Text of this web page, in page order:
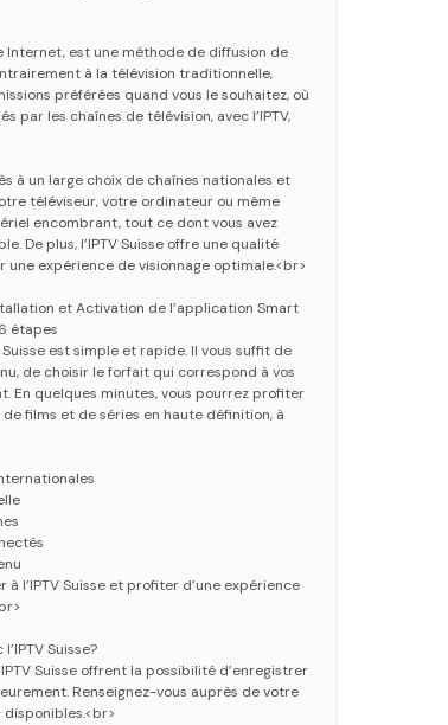
Internet, est une méthode de diffusion de
à la télévision traditionnelle,
préférées quand vous le souhaitez, où
par les chaînes de télévision, avec l’IPTV,
à un large choix de chaînes nationales et
téléviseur, votre ordinateur ou même
encombrant, tout ce dont vous avez
De plus, l’IPTV Suisse offre une qualité
une expérience de visionnage optimale.<br>
et Activation de l’application Smart
étapes
est simple et rapide. Il vous suffit de
de choisir le forfait qui correspond à vos
En quelques minutes, vous pourrez profiter
films et de séries en haute définition, à
l’IPTV Suisse et profiter d’une expérience
Suisse?
Suisse offrent la possibilité d’enregistrer
Renseignez-vous auprès de votre